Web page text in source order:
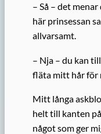
– Så – det
här prinsessan
allvarsamt.
– Nja – du kan
fläta mitt hår för
Mitt långa
helt till kanten
något som ger